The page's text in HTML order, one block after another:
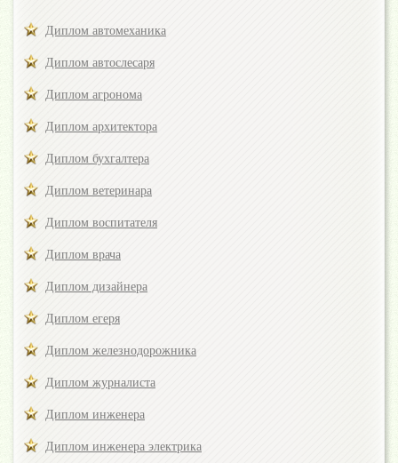
Диплом автомеханика
Диплом автослесаря
Диплом агронома
Диплом архитектора
Диплом бухгалтера
Диплом ветеринара
Диплом воспитателя
Диплом врача
Диплом дизайнера
Диплом егеря
Диплом железнодорожника
Диплом журналиста
Диплом инженера
Диплом инженера электрика